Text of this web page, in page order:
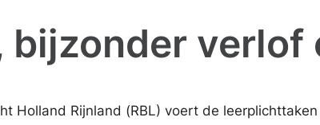
bijzonder
Holland Rijnland (RBL) voert de